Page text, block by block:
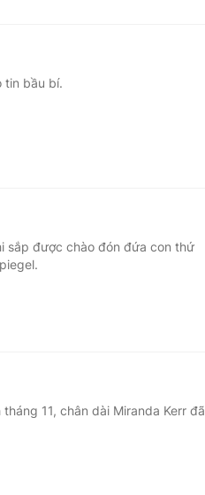
tin bầu bí.
sắp được chào đón đứa con thứ
11, chân dài Miranda Kerr đã